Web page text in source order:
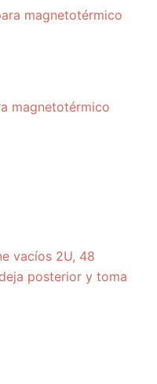
magnetotérmico
vacíos 2U, 48
posterior y toma